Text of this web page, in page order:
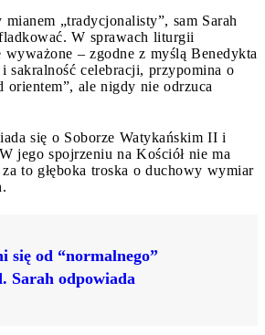
„tradycjonalisty”, sam Sarah
W sprawach liturgii
wyważone – zgodne z myślą Benedykta
sakralność celebracji, przypomina o
orientem”, ale nigdy nie odrzuca
się o Soborze Watykańskim II i
jego spojrzeniu na Kościół nie ma
to głęboka troska o duchowy wymiar
się od “normalnego”
Sarah odpowiada